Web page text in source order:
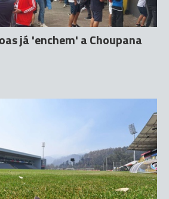
já 'enchem' a Choupana